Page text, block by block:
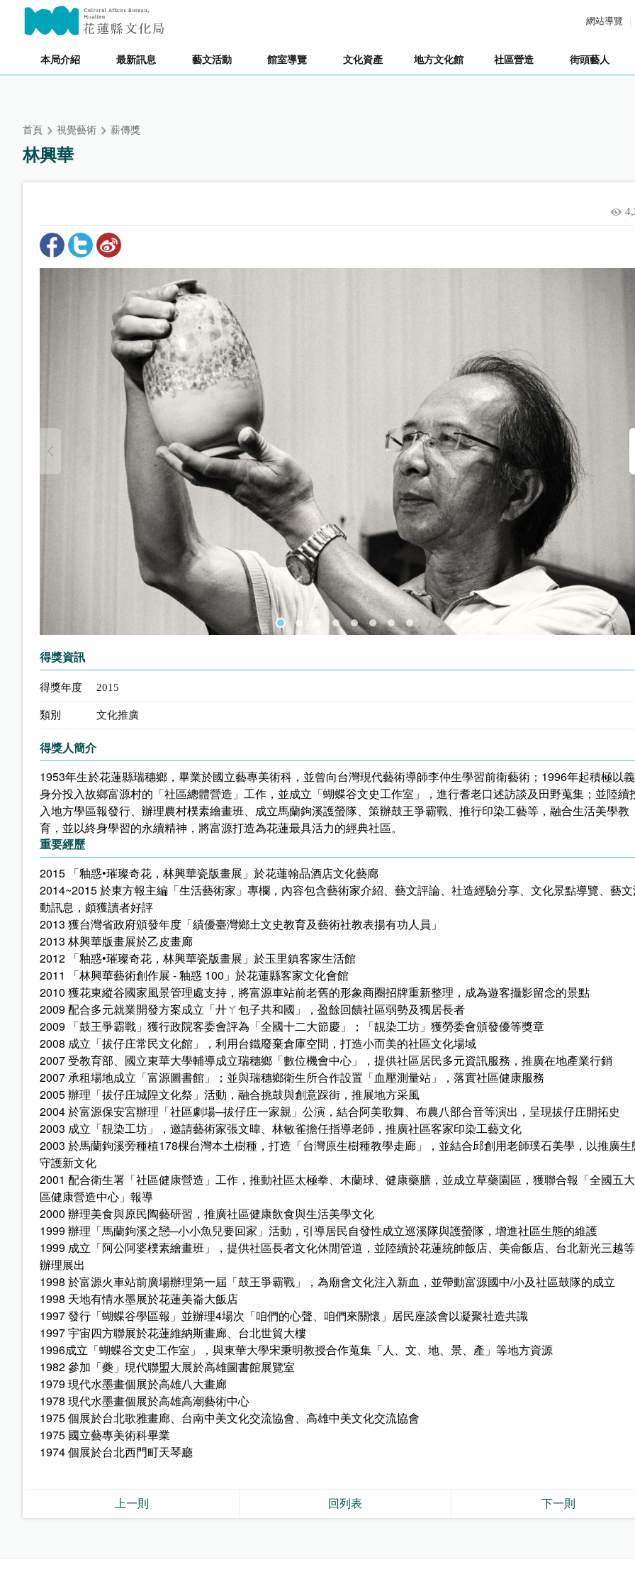
內
網站導覽
本局介紹 最新訊息 藝文活動 館室導覽 文化資產 地方文化館 社區營造 街頭藝人
主要內容區塊
首頁 視覺藝術 薪傳獎
林興華
得獎資訊
得獎年度 2015
類別 文化推廣
得獎人簡介
1953年生於花蓮縣瑞穗鄉，畢業於國立藝專美術科，並曾向台灣現代藝術導師李仲生學習前衛藝術；1996年起積極以
身分投入故鄉富源村的「社區總體營造」工作，並成立「蝴蝶谷文史工作室」，進行耆老口述訪談及田野蒐集；並陸續
入地方學區報發行、辦理農村樸素繪畫班、成立馬蘭鉤溪護螢隊、策辦鼓王爭霸戰、推行印染工藝等，融合生活美學教
育，並以終身學習的永續精神，將富源打造為花蓮最具活力的經典社區。
重要經歷
2015 「釉惑•璀璨奇花，林興華瓷版畫展」於花蓮翰品酒店文化藝廊
2014~2015 於東方報主編「生活藝術家」專欄，內容包含藝術家介紹、藝文評論、社造經驗分享、文化景點導覽、藝
動訊息，頗獲讀者好評
2013 獲台灣省政府頒發年度「績優臺灣鄉土文史教育及藝術社教表揚有功人員」
2013 林興華版畫展於乙皮畫廊
2012 「釉惑•璀璨奇花，林興華瓷版畫展」於玉里鎮客家生活館
2011 「林興華藝術創作展 - 釉惑 100」於花蓮縣客家文化會館
2010 獲花東縱谷國家風景管理處支持，將富源車站前老舊的形象商圈招牌重新整理，成為遊客攝影留念的景點
2009 配合多元就業開發方案成立「廾ㄚ包子共和國」，盈餘回饋社區弱勢及獨居長者
2009 「鼓王爭霸戰」獲行政院客委會評為「全國十二大節慶」；「靚染工坊」獲勞委會頒發優等獎章
2008 成立「拔仔庄常民文化館」，利用台鐵廢棄倉庫空間，打造小而美的社區文化場域
2007 受教育部、國立東華大學輔導成立瑞穗鄉「數位機會中心」，提供社區居民多元資訊服務，推廣在地產業行銷
2007 承租場地成立「富源圖書館」；並與瑞穗鄉衛生所合作設置「血壓測量站」，落實社區健康服務
2005 辦理「拔仔庄城隍文化祭」活動，融合挑鼓與創意踩街，推展地方采風
2004 於富源保安宮辦理「社區劇場─拔仔庄一家親」公演，結合阿美歌舞、布農八部合音等演出，呈現拔仔庄開拓史
2003 成立「靚染工坊」，邀請藝術家張文暐、林敏雀擔任指導老師，推廣社區客家印染工藝文化
2003 於馬蘭鉤溪旁種植178棵台灣本土樹種，打造「台灣原生樹種教學走廊」，並結合邱創用老師璞石美學，以推廣生
守護新文化
2001 配合衛生署「社區健康營造」工作，推動社區太極拳、木蘭球、健康藥膳，並成立草藥園區，獲聯合報「全國五
區健康營造中心」報導
2000 辦理美食與原民陶藝研習，推廣社區健康飲食與生活美學文化
1999 辦理「馬蘭鉤溪之戀─小小魚兒要回家」活動，引導居民自發性成立巡溪隊與護螢隊，增進社區生態的維護
1999 成立「阿公阿婆樸素繪畫班」，提供社區長者文化休閒管道，並陸續於花蓮統帥飯店、美侖飯店、台北新光三越
辦理展出
1998 於富源火車站前廣場辦理第一屆「鼓王爭霸戰」，為廟會文化注入新血，並帶動富源國中/小及社區鼓隊的成立
1998 天地有情水墨展於花蓮美崙大飯店
1997 發行「蝴蝶谷學區報」並辦理4場次「咱們的心聲、咱們來關懷」居民座談會以凝聚社造共識
1997 宇宙四方聯展於花蓮維納斯畫廊、台北世貿大樓
1996成立「蝴蝶谷文史工作室」，與東華大學宋秉明教授合作蒐集「人、文、地、景、產」等地方資源
1982 參加「夔」現代聯盟大展於高雄圖書館展覽室
1979 現代水墨畫個展於高雄八大畫廊
1978 現代水墨畫個展於高雄高潮藝術中心
1975 個展於台北歌雅畫廊、台南中美文化交流協會、高雄中美文化交流協會
1975 國立藝專美術科畢業
1974 個展於台北西門町天琴廳
上一則 回列表 下一則